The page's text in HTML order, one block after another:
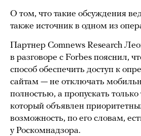
О том, что такие обсуждения
также источник в одном из
Партнер Comnews Research
в разговоре с Forbes пояснил,
способ обеспечить доступ к
сайтам — не отключать
полностью, а пропускать
который объявлен
возможность, по его словам,
у Роскомнадзора.